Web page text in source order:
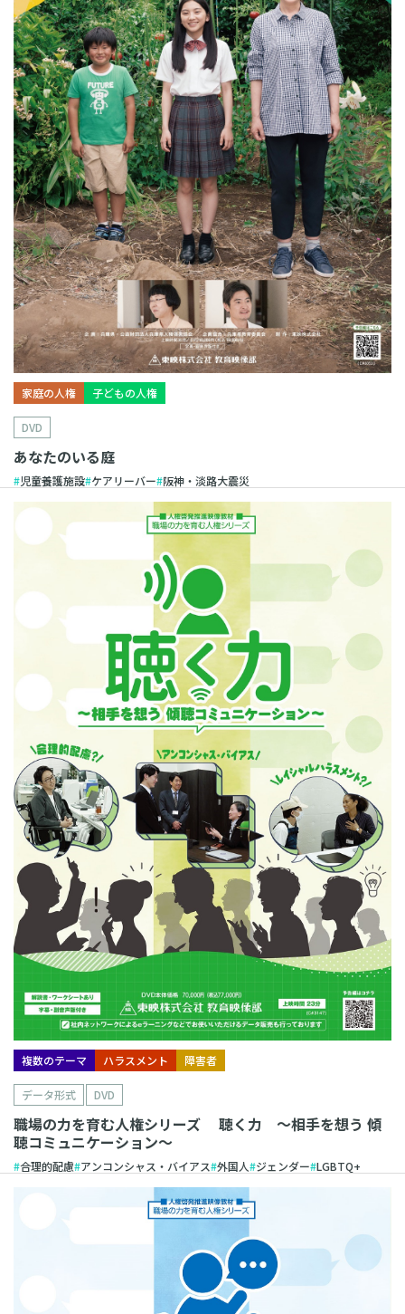
家庭の人権 子どもの人権
DVD
あなたのいる庭
児童養護施設 ケアリーバー 阪神・淡路大震災
複数のテーマ ハラスメント 障害者
データ形式 DVD
職場の力を育む人権シリーズ 聴く力 ～相手を想う 傾
聴コミュニケーション～
合理的配慮 アンコンシャス・バイアス 外国人 ジェンダー LGBTQ+